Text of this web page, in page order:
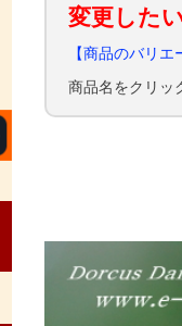
変更した
【商品のバリ
商品名をクリッ